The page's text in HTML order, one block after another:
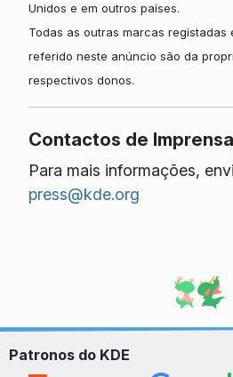
Unidos e em outros países.
Todas as outras marcas registadas
referido neste anúncio são da
respectivos donos.
Contactos de Imprensa
Para mais informações,
press@kde.org
Patronos do KDE